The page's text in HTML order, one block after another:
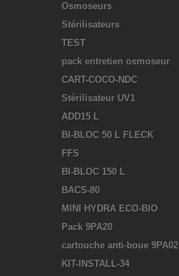
Osmoseurs
Stérilisateurs
TEST
pack entretien osmoseur
CART-COCO-NDC
Stérilisateur UV1
ADD15 L
BI-BLOC 50 L FLECK
FFS
BI-BLOC 150 L
BACS-80
MINI HYDRA ECO-BIO
Pack 9PA20
cartouche anti-boue 9PA02
KIT-INSTALL-34